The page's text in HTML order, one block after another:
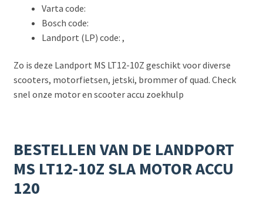
Varta code:
Bosch code:
Landport (LP) code: ,
Zo is deze Landport MS LT12-10Z geschikt voor diverse
scooters, motorfietsen, jetski, brommer of quad. Check
snel onze motor en scooter accu zoekhulp
BESTELLEN VAN DE LANDPORT
MS LT12-10Z SLA MOTOR ACCU
120